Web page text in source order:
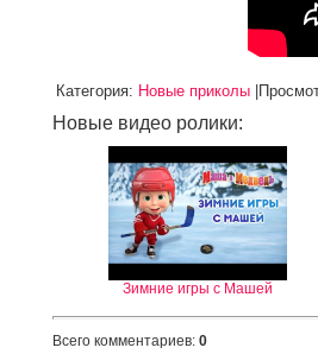
Категория: Новые приколы
Новые видео ролики:
Зимние игры с Машей
Всего комментариев:0